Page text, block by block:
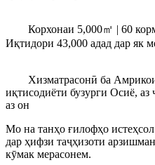
Корхонаи 5,000㎡ | 60
Иқтидори 43,000 адад дар як
Хизматрасонӣ ба
иқтисодиёти бузурги Осиё,
аз он
Мо на танҳо ғилофҳо
дар ҳифзи таҷҳизоти
кӯмак мерасонем.